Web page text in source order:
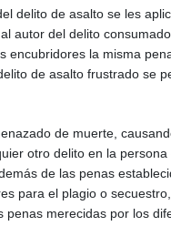
delito de asalto se les
autor del delito
encubridores la misma
de asalto frustrado se
de muerte,
otro delito en la
de las penas
para el plagio o
penas merecidas por los